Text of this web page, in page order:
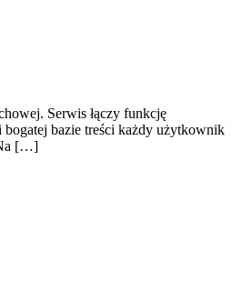
Serwis łączy funkcję
bazie treści każdy użytkownik
[…]